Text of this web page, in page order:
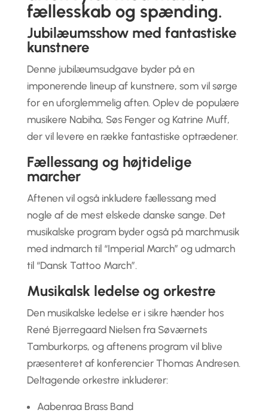
fællesskab og spænding.
Jubilæumsshow med fantastiske
kunstnere
Denne jubilæumsudgave byder på en
imponerende lineup af kunstnere, som vil sørge
for en uforglemmelig aften. Oplev de populære
musikere Nabiha, Søs Fenger og Katrine Muff,
der vil levere en række fantastiske optrædener.
Fællessang og højtidelige
marcher
Aftenen vil også inkludere fællessang med
nogle af de mest elskede danske sange. Det
musikalske program byder også på marchmusik
med indmarch til “Imperial March” og udmarch
til “Dansk Tattoo March”.
Musikalsk ledelse og orkestre
Den musikalske ledelse er i sikre hænder hos
René Bjerregaard Nielsen fra Søværnets
Tamburkorps, og aftenens program vil blive
præsenteret af konferencier Thomas Andresen.
Deltagende orkestre inkluderer:
Aabenraa Brass Band